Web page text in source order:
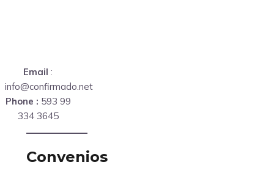
Email :
info@confirmado.net
Phone : 593 99
334 3645
Convenios